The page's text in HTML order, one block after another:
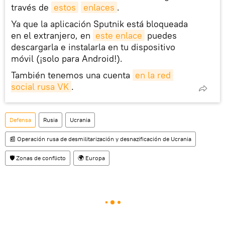
través de estos enlaces .
Ya que la aplicación Sputnik está bloqueada
en el extranjero, en este enlace puedes
descargarla e instalarla en tu dispositivo
móvil (¡solo para Android!).
También tenemos una cuenta en la red
social rusa VK .
Defensa Rusia Ucrania
📰 Operación rusa de desmilitarización y desnazificación de Ucrania
🛡️ Zonas de conflicto 🌍 Europa